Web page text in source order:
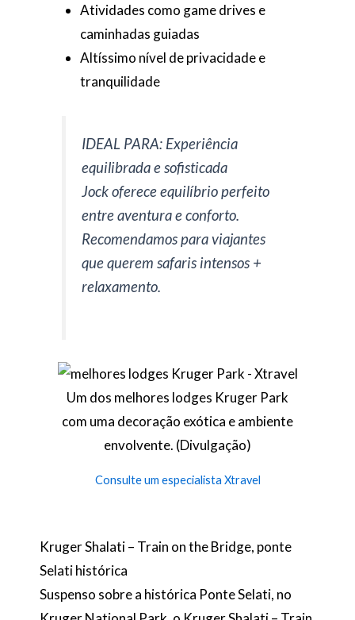
Atividades como game drives e
caminhadas guiadas
Altíssimo nível de privacidade e
tranquilidade
IDEAL PARA: Experiência
equilibrada e sofisticada
Jock oferece equilíbrio perfeito
entre aventura e conforto.
Recomendamos para viajantes
que querem safaris intensos +
relaxamento.
Um dos melhores lodges Kruger Park
com uma decoração exótica e ambiente
envolvente. (Divulgação)
Consulte um especialista Xtravel
Kruger Shalati – Train on the Bridge, ponte
Selati histórica
Suspenso sobre a histórica Ponte Selati, no